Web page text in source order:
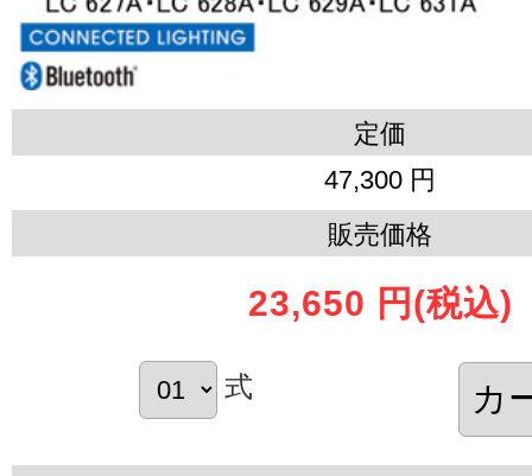
定価
47,300 円
販売価格
23,650 円 (税込)
式